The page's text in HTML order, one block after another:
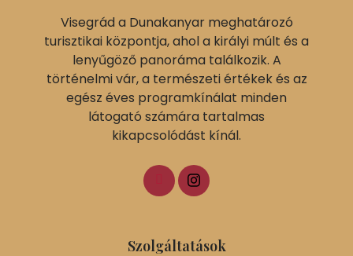
Visegrád a Dunakanyar meghatározó
turisztikai központja, ahol a királyi múlt és a
lenyűgöző panoráma találkozik. A
történelmi vár, a természeti értékek és az
egész éves programkínálat minden
látogató számára tartalmas
kikapcsolódást kínál.
Szolgáltatások